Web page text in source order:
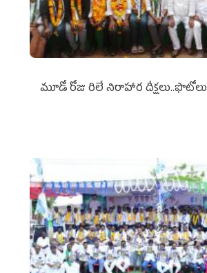
మూడో రోజు రిలే నిరాహార దీక్షలు..ఫొటోలు